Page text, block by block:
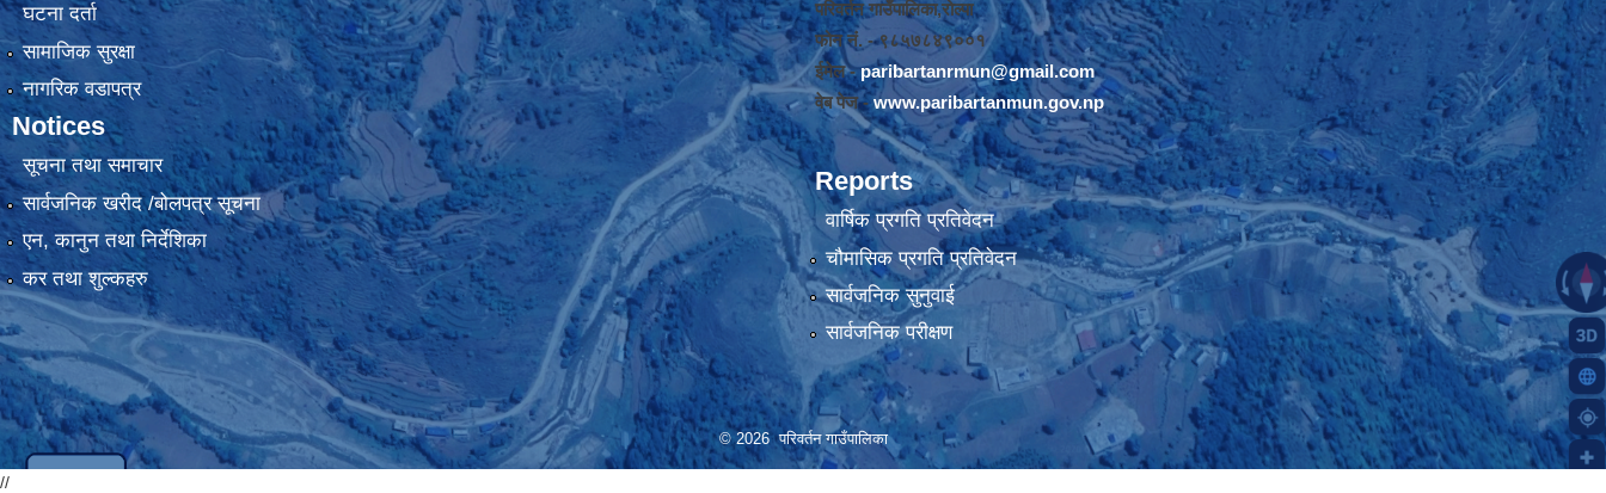
घटना दर्ता
सामाजिक सुरक्षा
नागरिक वडापत्र
Notices
सूचना तथा समाचार
सार्वजनिक खरीद /बोलपत्र सूचना
एन, कानुन तथा निर्देशिका
कर तथा शुल्कहरु
परिवर्तन गाउँपालिका,रोल्पा
फोन नंं. - ९८५७८४९००१
ईमेल -paribartanrmun@gmail.com
वेब पेज -www.paribartanmun.gov.np
Reports
वार्षिक प्रगति प्रतिवेदन
चौमासिक प्रगति प्रतिवेदन
सार्वजनिक सुनुवाई
सार्वजनिक परीक्षण
© 2026 परिवर्तन गाउँपालिका
//